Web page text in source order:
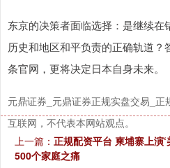
东京的决策者面临选择：是继续
历史和地区和平负责的正确轨道
条官网，更将决定日本自身未来。
元鼎证券_元鼎证券正规实盘交易_
互联网，不代表本网站观点。
上一篇： 正规配资平台 柬埔寨上演
500个家庭之痛
北证50 1122.88